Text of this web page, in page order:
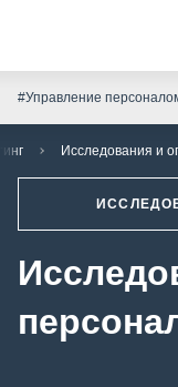
#Управление
Исследования и